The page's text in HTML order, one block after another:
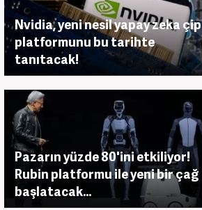
Nvidia, yeni nesil yapay zeka çip
platformunu bu tarihte
tanıtacak!
Pazarın yüzde 80'ini etkiliyor!
Rubin platformu ile yeni bir çağ
başlatacak...